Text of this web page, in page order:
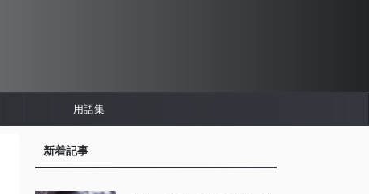
用語集
新着記事